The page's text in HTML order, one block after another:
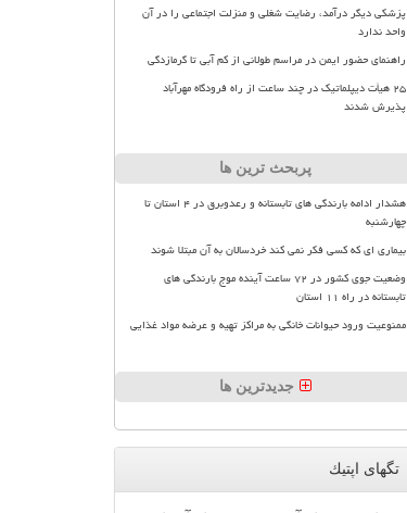
پزشکی دیگر درآمد، رضایت شغلی و منزلت اجتماعی را در آن
واحد ندارد
راهنمای حضور ایمن در مراسم طولانی از کم آبی تا گرمازدگی
۲۵ هیأت دیپلماتیک در چند ساعت از راه فرودگاه مهرآباد
پذیرش شدند
پربحث ترین ها
هشدار ادامه بارندگی های تابستانه و رعدوبرق در ۴ استان تا
چهارشنبه
بیماری ای که کسی فکر نمی کند خردسالان به آن مبتلا شوند
وضعیت جوی کشور در ۷۲ ساعت آینده موج بارندگی های
تابستانه در راه ۱۱ استان
ممنوعیت ورود حیوانات خانگی به مراکز تهیه و عرضه مواد غذایی
جدیدترین ها
تگهای اپتیك